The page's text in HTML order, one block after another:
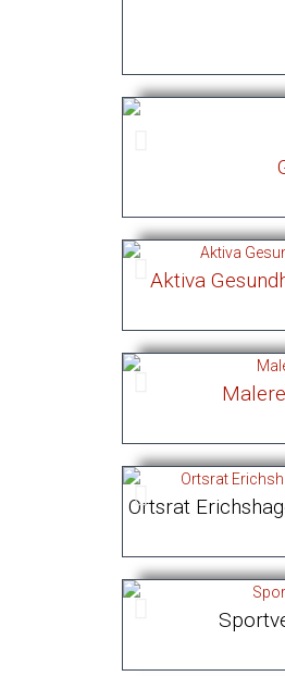
Aktiva
Ortsrat